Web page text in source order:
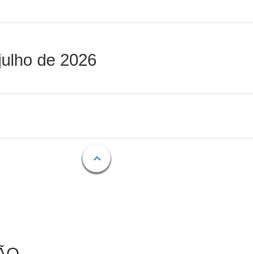
de 2026